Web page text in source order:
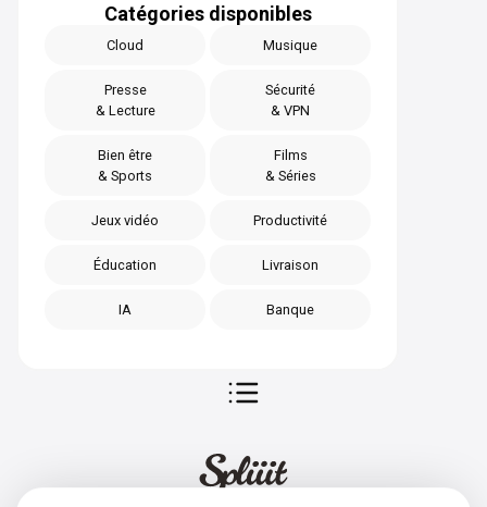
Catégories disponibles
Cloud Musique
Presse
& Lecture
Sécurité
& VPN
Bien être
& Sports
Films
& Séries
Jeux vidéo Productivité
Éducation Livraison
IA Banque